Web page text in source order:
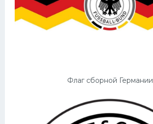
Флаг сборной Германии